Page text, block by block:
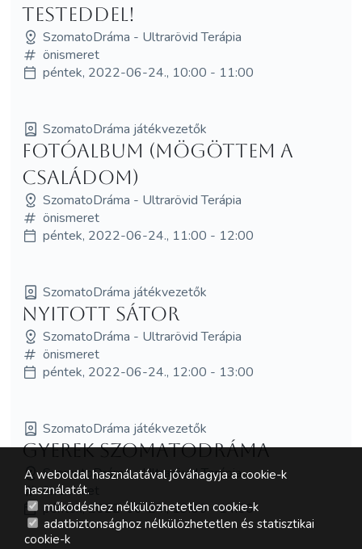
testeddel!
SzomatoDráma - Ultrarövid Terápia
önismeret
péntek, 2022-06-24., 10:00 - 11:00
SzomatoDráma játékvezetők
Fotóalbum (mögöttem a
családom)
SzomatoDráma - Ultrarövid Terápia
önismeret
péntek, 2022-06-24., 11:00 - 12:00
SzomatoDráma játékvezetők
NYITOTT SÁTOR
SzomatoDráma - Ultrarövid Terápia
önismeret
péntek, 2022-06-24., 12:00 - 13:00
SzomatoDráma játékvezetők
Gyerek SzomatoDráma
SzomatoDráma - Ultrarövid Terápia
önismeret
péntek, 2022-06-24., 13:00 - 14:00
A weboldal használatával jóváhagyja a cookie-k
használatát.
működéshez nélkülözhetetlen cookie-k
adatbiztonsághoz nélkülözhetetlen és statisztikai
cookie-k